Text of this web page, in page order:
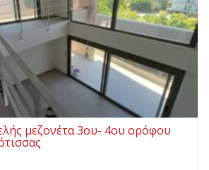
μεζονέτα 3ου- 4ου ορόφου